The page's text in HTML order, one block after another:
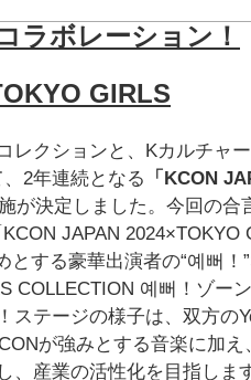
ラボレーション！
GIRLS
レクションと、Kカルチャ
2年連続となる
「KCON
が決定しました。今回の合
JAPAN 2024×TOKYO
する豪華出演者の“예뻐！
COLLECTION 예뻐！ゾーン
ステージの様子は、双方の
が強みとする音楽に加え
産業の活性化を目指します